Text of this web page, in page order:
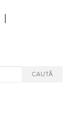
CAUTĂ